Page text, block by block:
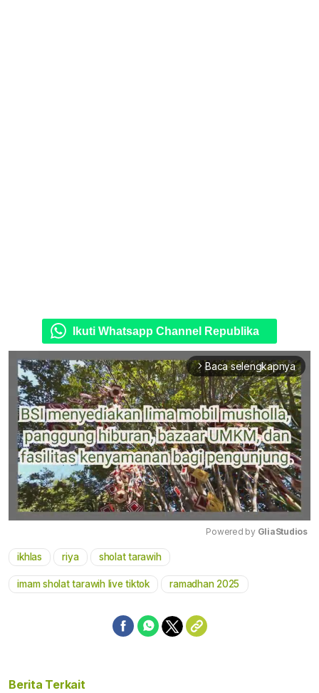
Ikuti Whatsapp Channel Republika
arrow_forward_ios Baca selengkapnya
Powered by GliaStudios
ikhlas riya sholat tarawih
imam sholat tarawih live tiktok ramadhan 2025
Berita Terkait